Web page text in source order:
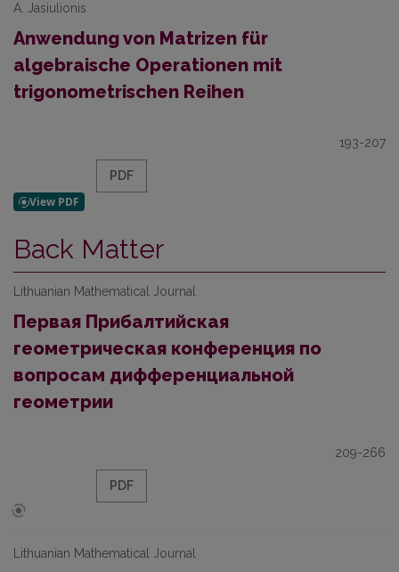
A. Jasiulionis
Anwendung von Matrizen für
algebraische Operationen mit
trigonometrischen Reihen
193-207
PDF
Back Matter
Lithuanian Mathematical Journal
Первая Прибалтийская
геометрическая конференция по
вопросам дифференциальной
геометрии
209-266
PDF
Lithuanian Mathematical Journal